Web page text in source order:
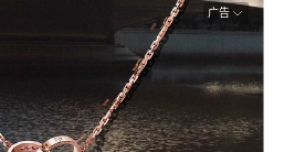
广告